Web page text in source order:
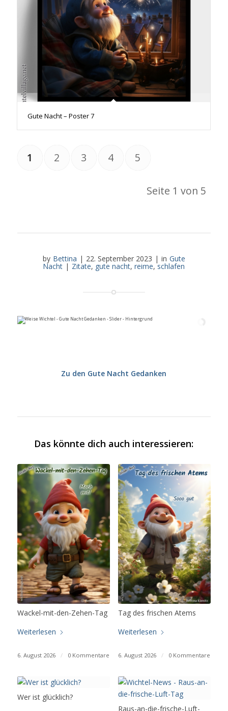
Gute Nacht – Poster 7
Seite 1 von 5
1 2 3 4 5
by Bettina | 22. September 2023 | in Gute
Nacht | Zitate, gute nacht,reime,schlafen
Zu den Gute Nacht Gedanken
Das könnte dich auch interessieren:
Wackel-mit-den-Zehen-Tag
Weiterlesen
6. August 2026 / 0 Kommentare
Tag des frischen Atems
Weiterlesen
6. August 2026 / 0 Kommentare
Wer ist glücklich?
Raus-an-die-frische-Luft-